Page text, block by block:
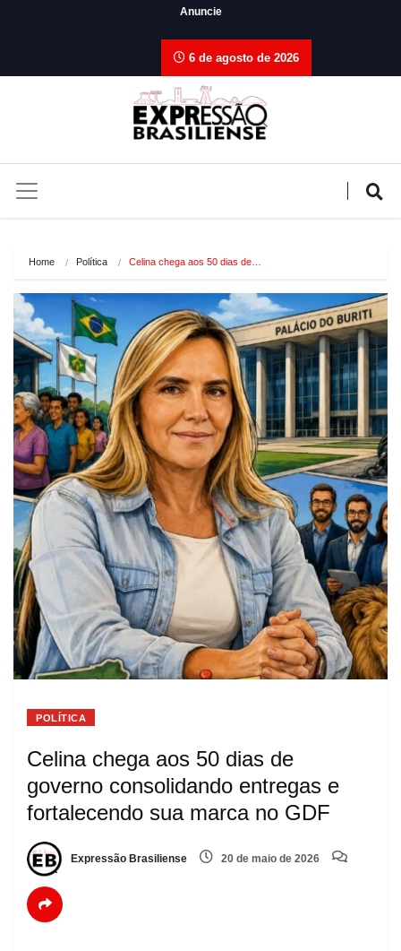
Anuncie
6 de agosto de 2026
Home Política Celina chega aos 50 dias de…
POLÍTICA
Celina chega aos 50 dias de
governo consolidando entregas e
fortalecendo sua marca no GDF
Expressão Brasiliense 20 de maio de 2026